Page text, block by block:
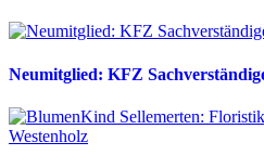
Neumitglied: KFZ